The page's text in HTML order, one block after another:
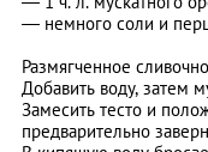
— немного соли и
Размягченное
Добавить воду, затем
Замесить тесто и
предварительно